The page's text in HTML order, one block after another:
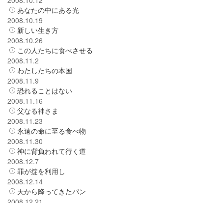
あなたの中にある光
2008.10.19
新しい生き方
2008.10.26
この人たちに食べさせる
2008.11.2
わたしたちの本国
2008.11.9
恐れることはない
2008.11.16
父なる神さま
2008.11.23
永遠の命に至る食べ物
2008.11.30
神に背負われて行く道
2008.12.7
罪が掟を利用し
2008.12.14
天から降ってきたパン